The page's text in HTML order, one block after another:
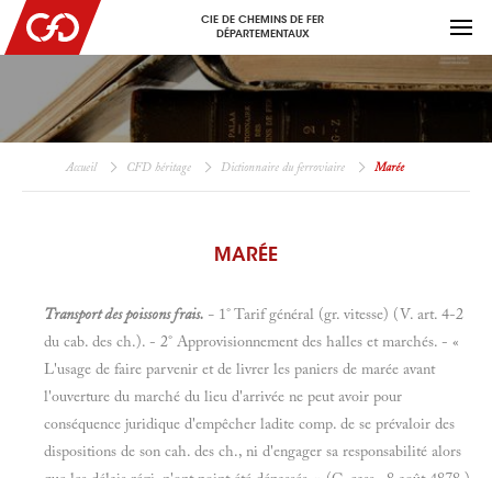
CIE DE CHEMINS DE FER
DÉPARTEMENTAUX
Accueil CFD héritage Dictionnaire du ferroviaire Marée
MARÉE
Transport des poissons frais. - 1° Tarif général (gr. vitesse) (V. art. 4-2
du cab. des ch.). - 2° Approvisionnement des halles et marchés. - «
L'usage de faire parvenir et de livrer les paniers de marée avant
l'ouverture du marché du lieu d'arrivée ne peut avoir pour
conséquence juridique d'empêcher ladite comp. de se prévaloir des
dispositions de son cah. des ch., ni d'engager sa responsabilité alors